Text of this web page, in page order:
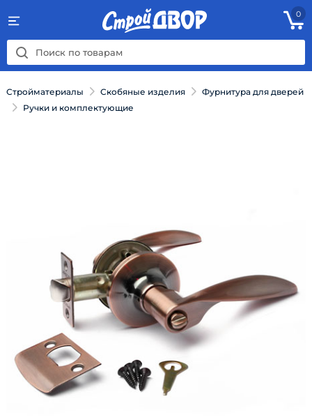
0
Стройматериалы Скобяные изделия
Фурнитура для дверей
Ручки и комплектующие